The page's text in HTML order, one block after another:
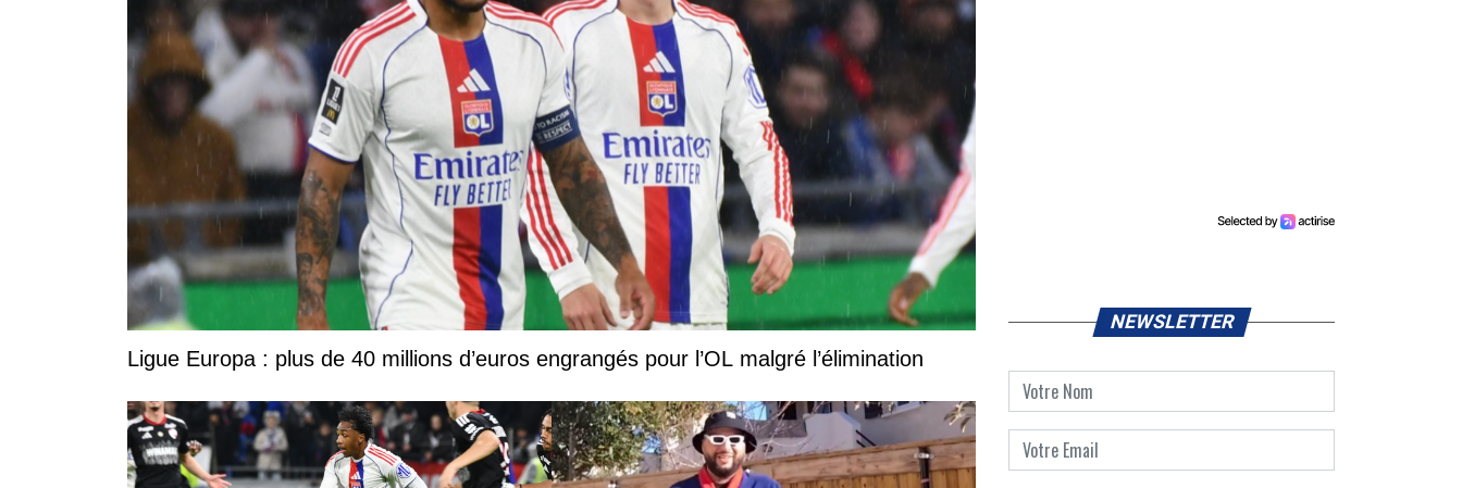
Ligue Europa : plus de 40 millions d’euros engrangés pour l’OL malgré l’élimination
NEWSLETTER